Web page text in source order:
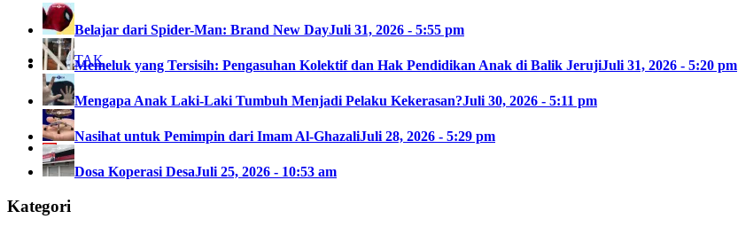
KONTAK
Belajar dari Spider-Man: Brand New DayJuli 31, 2026 - 5:55 pm
Memeluk yang Tersisih: Pengasuhan Kolektif dan Hak Pendidikan Anak di Balik JerujiJuli 31, 2026 - 5:20 pm
Mengapa Anak Laki-Laki Tumbuh Menjadi Pelaku Kekerasan?Juli 30, 2026 - 5:11 pm
Nasihat untuk Pemimpin dari Imam Al-GhazaliJuli 28, 2026 - 5:29 pm
Dosa Koperasi DesaJuli 25, 2026 - 10:53 am
Kategori